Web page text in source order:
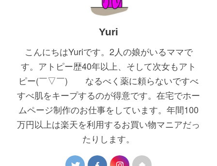
Yuri
こんにちはYuriです。2人の娘がいるママで
す。アトピー歴40年以上、そして次女もアト
ピー(￣▽￣)ゞ なるべく薬に頼らないですべ
すべ肌をキープするのが得意です。在宅でホー
ムページ制作のお仕事をしています。年間100
万円以上は楽天を利用するお買い物マニアだっ
たりします。